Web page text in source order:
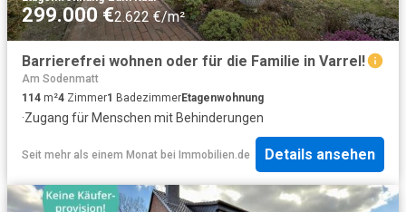
299.000 €2.622 €/m²
Barrierefrei wohnen oder für die Familie in Varrel!
Am Sodenmatt
114 m²4 Zimmer1 BadezimmerEtagenwohnung
·Zugang für Menschen mit Behinderungen
Seit mehr als einem Monat bei Immobilien.de Details ansehen